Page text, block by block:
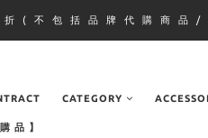
( 不 包 括 品 牌 代 購 商 品 /
CATEGORY
品 】